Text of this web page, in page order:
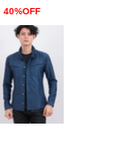
40%OFF